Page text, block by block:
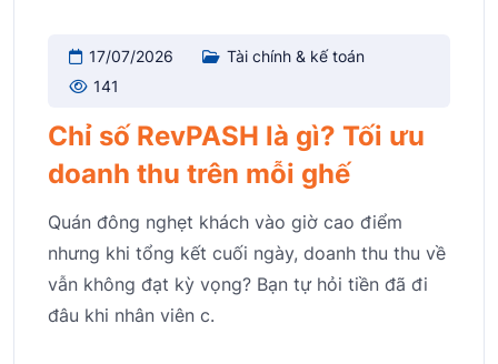
17/07/2026
Tài chính & kế toán
141
Chỉ số RevPASH là gì? Tối ưu
doanh thu trên mỗi ghế
Quán đông nghẹt khách vào giờ cao điểm
nhưng khi tổng kết cuối ngày, doanh thu thu về
vẫn không đạt kỳ vọng? Bạn tự hỏi tiền đã đi
đâu khi nhân viên c.